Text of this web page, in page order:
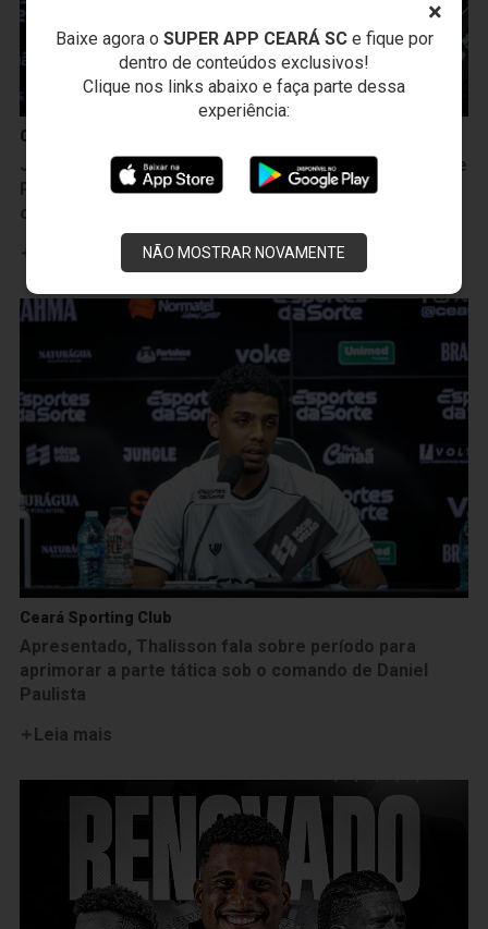
×
Baixe agora o SUPER APP CEARÁ SCe fique por
dentro de conteúdos exclusivos!
Clique nos links abaixo e faça parte dessa
experiência:
NÃO MOSTRAR NOVAMENTE
Ceará Sporting Club
João Gabriel convoca torcida para duelo contra Ponte
Preta: "Vai ser muito importante para essa virada de
chave"
Ceará Sporting Club
Apresentado, Thalisson fala sobre período para
aprimorar a parte tática sob o comando de Daniel
Paulista
Leia mais